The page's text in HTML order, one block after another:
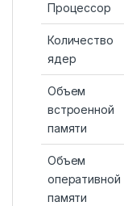
Процессор
Количество
ядер
Объем
встроенной
памяти
Объем
оперативной
памяти